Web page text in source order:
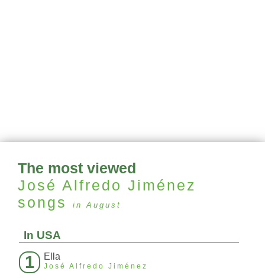
The most viewed
José Alfredo Jiménez
songs
in August
In USA
1 Ella
José Alfredo Jiménez